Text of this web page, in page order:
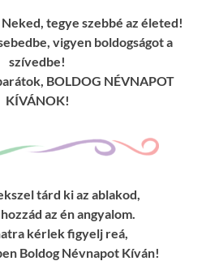
tegye szebbé az életed!
vigyen boldogságot a
szívedbe!
BOLDOG NÉVNAPOT
KÍVÁNOK!
tárd ki az ablakod,
az én angyalom.
kérlek figyelj reá,
Boldog Névnapot Kíván!